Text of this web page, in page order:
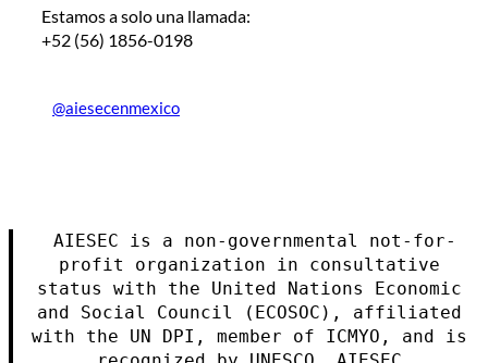
Estamos a solo una llamada:
+52 (56) 1856-0198
@aiesecenmexico
AIESEC is a non-governmental not-for-
profit organization in consultative
status with the United Nations Economic
and Social Council (ECOSOC), affiliated
with the UN DPI, member of ICMYO, and is